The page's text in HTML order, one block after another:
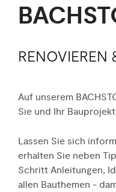
Bad + Sanitär
RENOVIEREN
Auf unserem
Sie und Ihr
Lassen Sie sich
erhalten Sie neben
Schritt Anleitungen,
allen Bauthemen -